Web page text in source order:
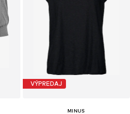
VÝPREDAJ
MINUS